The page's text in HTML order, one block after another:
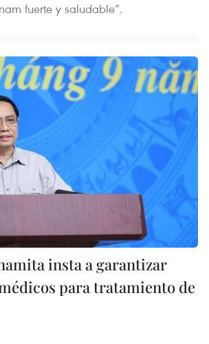
fuerte y saludable”.
insta a garantizar
para tratamiento de